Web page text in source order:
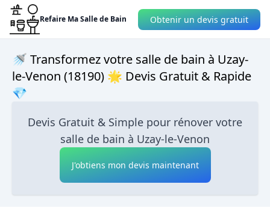
Refaire Ma Salle de Bain Obtenir un devis gratuit
🚿 Transformez votre salle de bain à Uzay-
le-Venon (18190) 🌟 Devis Gratuit & Rapide
💎
Devis Gratuit & Simple pour rénover votre
salle de bain à Uzay-le-Venon
J'obtiens mon devis maintenant